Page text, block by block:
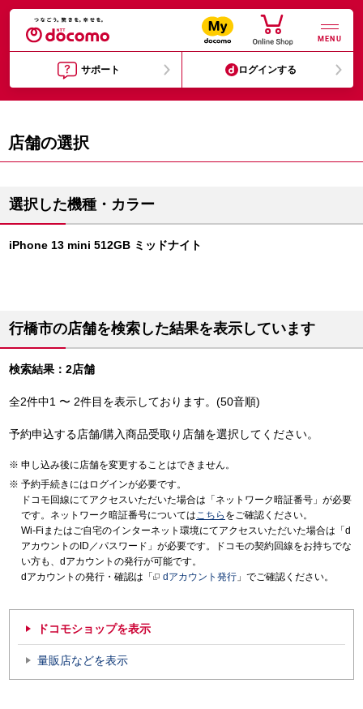
MENU
サポート ログインする
店舗の選択
選択した機種・カラー
iPhone 13 mini 512GB ミッドナイト
行橋市の店舗を検索した結果を表示しています
検索結果：2店舗
全2件中1 〜 2件目を表示しております。(50音順)
予約申込する店舗/購入商品受取り店舗を選択してください。
申し込み後に店舗を変更することはできません。
予約手続きにはログインが必要です。
ドコモ回線にてアクセスいただいた場合は「ネットワーク暗証番号」が必要
です。ネットワーク暗証番号についてはこちら をご確認ください。
Wi-Fiまたはご自宅のインターネット環境にてアクセスいただいた場合は「d
アカウントのID／パスワード」が必要です。ドコモの契約回線をお持ちでな
い方も、dアカウントの発行が可能です。
dアカウントの発行・確認は「
dアカウント発行 」でご確認ください。
ドコモショップを表示
量販店などを表示